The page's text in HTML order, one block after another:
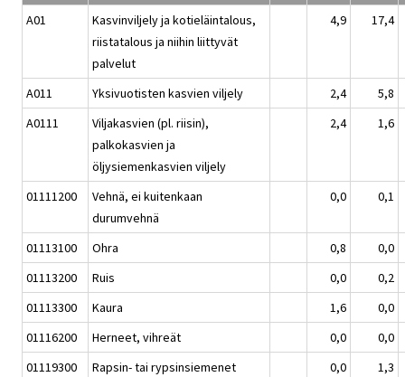
A01
Kasvinviljely ja kotieläintalous,
riistatalous ja niihin liittyvät
palvelut
4,9 17,4
A011 Yksivuotisten kasvien viljely 2,4
5,8
A0111
Viljakasvien (pl. riisin),
palkokasvien ja
öljysiemenkasvien viljely
2,4 1,6
01111200
Vehnä, ei kuitenkaan
durumvehnä
0,0 0,1
01113100 Ohra 0,8
0,0
01113200
Ruis 0,0
0,2
01113300
Kaura 1,6
0,0
01116200
Herneet, vihreät 0,0
0,0
01119300
Rapsin- tai rypsinsiemenet 0,0
1,3